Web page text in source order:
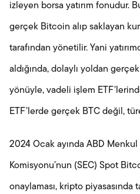
izleyen borsa yatırım fonudur.
gerçek Bitcoin alıp saklayan
tarafından yönetilir. Yani
aldığında, dolaylı yoldan
yönüyle, vadeli işlem
ETF’lerde gerçek BTC değil,
2024 Ocak ayında ABD Menkul
Komisyonu’nun (SEC) Spot
onaylaması, kripto